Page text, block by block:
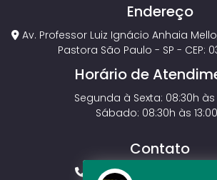
Endereço
Av. Professor Luiz Ignácio Anhaia
Pastora São Paulo - SP - CEP:
Horário de
Segunda à Sexta: 08:30h às
Sábado: 08:30h às
Contato
(11) 2143-4826